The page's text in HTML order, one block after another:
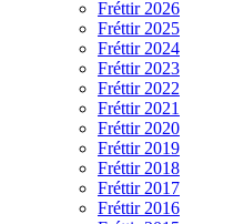
Fréttir 2026
Fréttir 2025
Fréttir 2024
Fréttir 2023
Fréttir 2022
Fréttir 2021
Fréttir 2020
Fréttir 2019
Fréttir 2018
Fréttir 2017
Fréttir 2016